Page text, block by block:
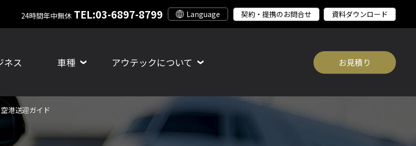
24時間年中無休 TEL:03-6897-8799 契約・提携のお問合せ 資料ダウンロード
ネス 車種 アウテックについて お見積り
港送迎ガイド